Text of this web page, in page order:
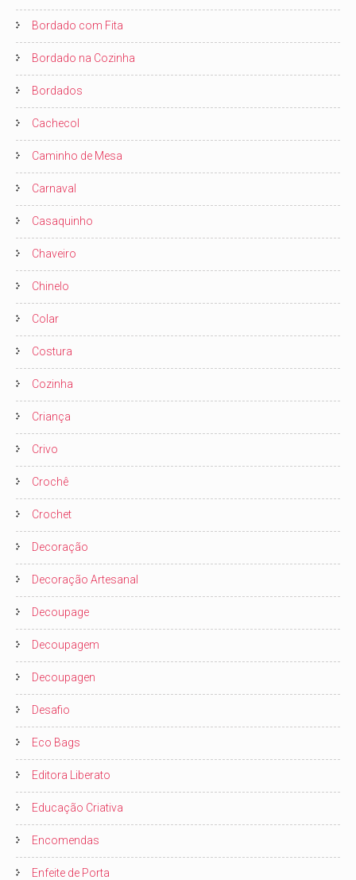
Bordado com Fita
Bordado na Cozinha
Bordados
Cachecol
Caminho de Mesa
Carnaval
Casaquinho
Chaveiro
Chinelo
Colar
Costura
Cozinha
Criança
Crivo
Crochê
Crochet
Decoração
Decoração Artesanal
Decoupage
Decoupagem
Decoupagen
Desafio
Eco Bags
Editora Liberato
Educação Criativa
Encomendas
Enfeite de Porta